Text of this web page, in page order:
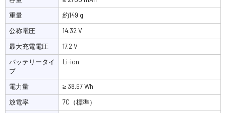
重量
約149 g
公称電圧
14.32 V
最大充電電圧
17.2 V
バッテリータイ
プ
Li-ion
電力量
≥ 38.67 Wh
放電率
7C（標準）